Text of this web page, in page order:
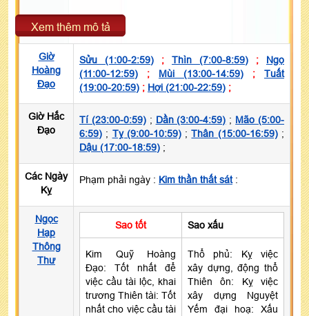
Xem thêm mô tả
Giờ
Hoàng
Đạo
Sửu (1:00-2:59) ; Thìn (7:00-8:59) ; Ngọ
(11:00-12:59) ; Mùi (13:00-14:59) ; Tuất
(19:00-20:59) ; Hợi (21:00-22:59) ;
Giờ Hắc
Đạo
Tí (23:00-0:59); Dần (3:00-4:59) ; Mão (5:00-
6:59) ; Tỵ (9:00-10:59);Thân (15:00-16:59);
Dậu (17:00-18:59) ;
Các Ngày
Kỵ
Phạm phải ngày : Kim thần thất sát:
Ngọc
Hạp
Thông
Thư
Sao tốt Sao xấu
Kim Quỹ Hoàng
Đạo: Tốt nhất để
việc cầu tài lộc, khai
trương Thiên tài: Tốt
nhất cho việc cầu tài
Thổ phủ: Kỵ việc
xây dựng, động thổ
Thiên ôn: Kỵ việc
xây dựng Nguyệt
Yếm đại hoạ: Xấu